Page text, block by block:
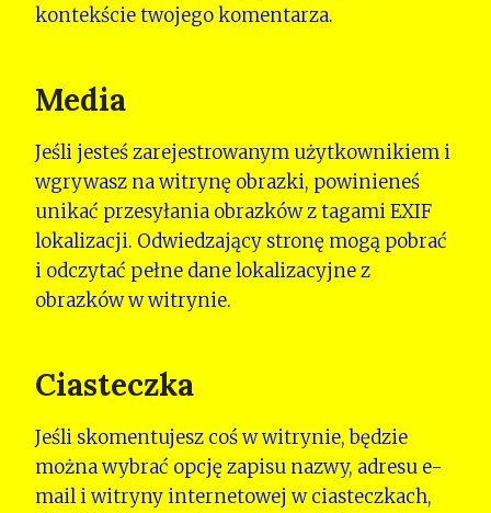
kontekście twojego komentarza.
Media
Jeśli jesteś zarejestrowanym użytkownikiem i
wgrywasz na witrynę obrazki, powinieneś
unikać przesyłania obrazków z tagami EXIF
lokalizacji. Odwiedzający stronę mogą pobrać
i odczytać pełne dane lokalizacyjne z
obrazków w witrynie.
Ciasteczka
Jeśli skomentujesz coś w witrynie, będzie
można wybrać opcję zapisu nazwy, adresu e-
mail i witryny internetowej w ciasteczkach,